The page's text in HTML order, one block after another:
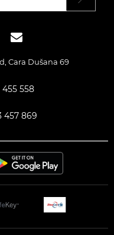
Cara Dušana 69
455 558
457 869